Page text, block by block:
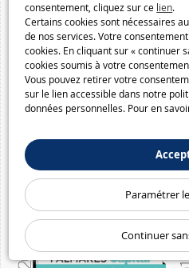
consentement, cliquez sur ce lien.
Certains cookies sont nécessaires
de nos services. Votre
cookies. En cliquant sur « continuer
cookies soumis à votre
Vous pouvez retirer votre
sur le lien accessible dans notre
données personnelles. Pour en
Paramétrer
Continuer